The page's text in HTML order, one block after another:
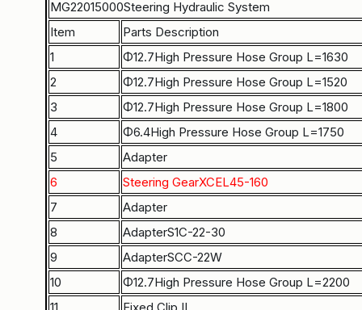
MG22015000Steering Hydraulic System
Item
Parts Description
1
Φ12.7High Pressure Hose Group L=1630
2
Φ12.7High Pressure Hose Group L=1520
3
Φ12.7High Pressure Hose Group L=1800
4
Φ6.4High Pressure Hose Group L=1750
5
Adapter
6
Steering GearXCEL45-160
7
Adapter
8
AdapterS1C-22-30
9
AdapterSCC-22W
10
Φ12.7High Pressure Hose Group L=2200